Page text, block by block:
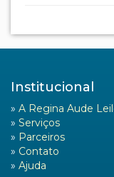
Institucional
» A Regina Aude
» Serviços
» Parceiros
» Contato
» Ajuda